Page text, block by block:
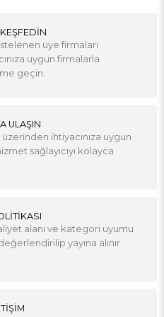
üye firmaları
uygun firmalarla
geçin.
ULAŞIN
ihtiyacınıza uygun
sağlayıcıyı kolayca
alanı ve kategori uyumu
yayına alınır.